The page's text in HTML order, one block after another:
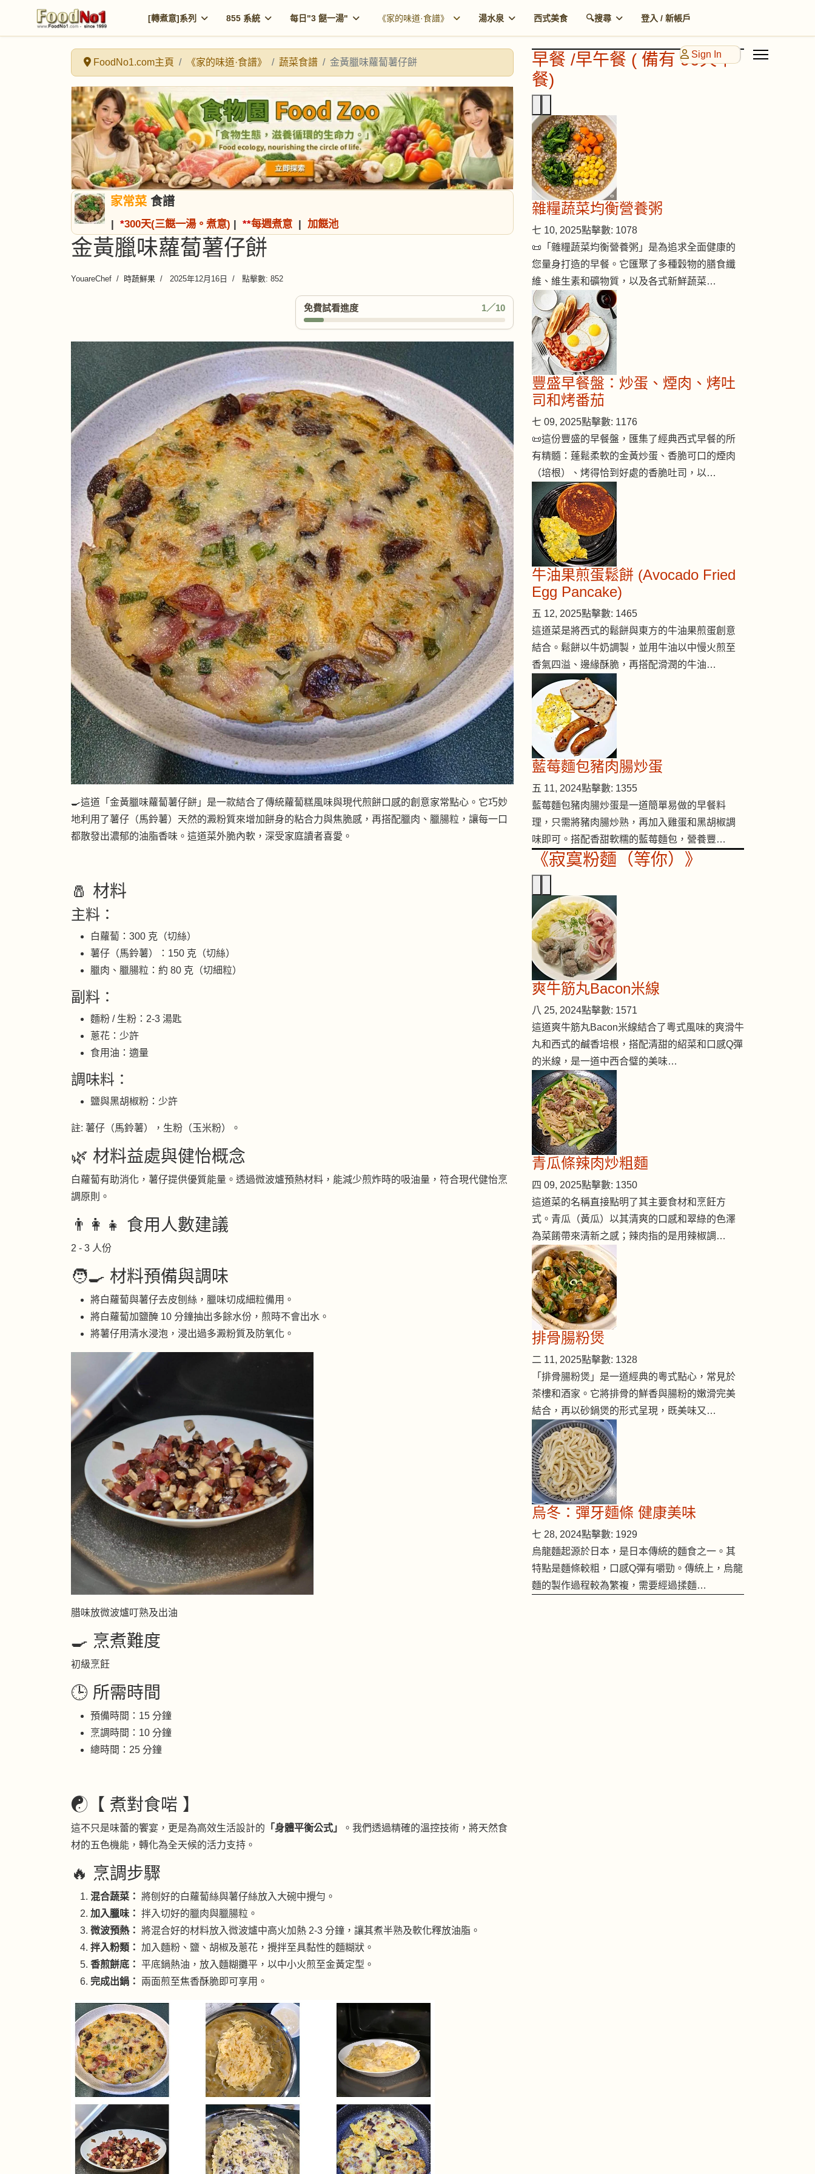
[轉煮意]系列 855 系統 每日"3 餸一湯" 《家的味道·食譜》 湯水泉 西式美食 🔍搜尋 登入 / 新帳戶
Sign In
FoodNo1.com主頁 《家的味道·食譜》 蔬菜食譜 金黃臘味蘿蔔薯仔餅
家常菜 食譜
| *300天(三餸一湯。煮意) | **每週煮意 | 加餸池
金黃臘味蘿蔔薯仔餅
YouareChef 時蔬鮮果 2025年12月16日 點擊數: 852
免費試看進度 1／10
🍳這道「金黃臘味蘿蔔薯仔餅」是一款結合了傳統蘿蔔糕風味與現代煎餅口感的創意家常點心。它巧妙
地利用了薯仔（馬鈴薯）天然的澱粉質來增加餅身的粘合力與焦脆感，再搭配臘肉、臘腸粒，讓每一口
都散發出濃郁的油脂香味。這道菜外脆內軟，深受家庭讀者喜愛。
🧂 材料
主料：
白蘿蔔：300 克（切絲）
薯仔（馬鈴薯）：150 克（切絲）
臘肉、臘腸粒：約 80 克（切細粒）
副料：
麵粉 / 生粉：2-3 湯匙
蔥花：少許
食用油：適量
調味料：
鹽與黑胡椒粉：少許
註: 薯仔（馬鈴薯），生粉（玉米粉）。
🌿 材料益處與健怡概念
白蘿蔔有助消化，薯仔提供優質能量。透過微波爐預熱材料，能減少煎炸時的吸油量，符合現代健怡烹
調原則。
👨‍👩‍👧 食用人數建議
2 - 3 人份
🧑‍🍳 材料預備與調味
將白蘿蔔與薯仔去皮刨絲，臘味切成細粒備用。
將白蘿蔔加鹽醃 10 分鐘抽出多餘水份，煎時不會出水。
將薯仔用清水浸泡，浸出過多澱粉質及防氧化。
腊味放微波爐叮熟及出油
🍳 烹煮難度
初級烹飪
🕒 所需時間
預備時間：15 分鐘
烹調時間：10 分鐘
總時間：25 分鐘
☯️【 煮對食啱 】
這不只是味蕾的饗宴，更是為高效生活設計的 「身體平衡公式」
。我們透過精確的溫控技術，將天然食
材的五色機能，轉化為全天候的活力支持。
🔥 烹調步驟
混合蔬菜： 將刨好的白蘿蔔絲與薯仔絲放入大碗中攪勻。
加入臘味： 拌入切好的臘肉與臘腸粒。
微波預熱： 將混合好的材料放入微波爐中高火加熱 2-3 分鐘，讓其煮半熟及軟化釋放油脂。
拌入粉類： 加入麵粉、鹽、胡椒及蔥花，攪拌至具黏性的麵糊狀。
香煎餅底： 平底鍋熱油，放入麵糊攤平，以中小火煎至金黃定型。
完成出鍋：
兩面煎至焦香酥脆即可享用。
早餐 /早午餐 ( 備有 90天早
餐)
雜糧蔬菜均衡營養粥
七 10, 2025點擊數: 1078
📜「雜糧蔬菜均衡營養粥」是為追求全面健康的
您量身打造的早餐。它匯聚了多種穀物的膳食纖
維、維生素和礦物質，以及各式新鮮蔬菜…
豐盛早餐盤：炒蛋、煙肉、烤吐
司和烤番茄
七 09, 2025點擊數: 1176
📜這份豐盛的早餐盤，匯集了經典西式早餐的所
有精髓：蓬鬆柔軟的金黃炒蛋、香脆可口的煙肉
（培根）、烤得恰到好處的香脆吐司，以…
牛油果煎蛋鬆餅 (Avocado Fried
Egg Pancake)
五 12, 2025點擊數: 1465
這道菜是將西式的鬆餅與東方的牛油果煎蛋創意
結合。鬆餅以牛奶調製，並用牛油以中慢火煎至
香氣四溢、邊緣酥脆，再搭配滑潤的牛油…
藍莓麵包豬肉腸炒蛋
五 11, 2024點擊數: 1355
藍莓麵包豬肉腸炒蛋是一道簡單易做的早餐料
理，只需將豬肉腸炒熟，再加入雞蛋和黑胡椒調
味即可。搭配香甜軟糯的藍莓麵包，營養豐…
《寂寞粉麵（等你）》
爽牛筋丸Bacon米線
八 25, 2024點擊數: 1571
這道爽牛筋丸Bacon米線結合了粵式風味的爽滑牛
丸和西式的鹹香培根，搭配清甜的紹菜和口感Q彈
的米線，是一道中西合璧的美味…
青瓜條辣肉炒粗麵
四 09, 2025點擊數: 1350
這道菜的名稱直接點明了其主要食材和烹飪方
式。青瓜（黃瓜）以其清爽的口感和翠綠的色澤
為菜餚帶來清新之感；辣肉指的是用辣椒調…
排骨腸粉煲
二 11, 2025點擊數: 1328
「排骨腸粉煲」是一道經典的粵式點心，常見於
茶樓和酒家。它將排骨的鮮香與腸粉的嫩滑完美
結合，再以砂鍋煲的形式呈現，既美味又…
烏冬：彈牙麵條 健康美味
七 28, 2024點擊數: 1929
烏龍麵起源於日本，是日本傳統的麵食之一。其
特點是麵條較粗，口感Q彈有嚼勁。傳統上，烏龍
麵的製作過程較為繁複，需要經過揉麵…